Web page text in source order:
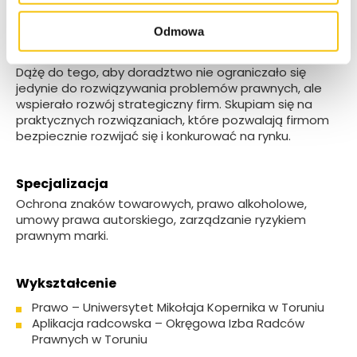
Odmowa
autorskim. Moje doświadczenie obejmuje również
prawo alkoholowe, co pozwala mi wspierać Klientów
działających w tej specyficznej i wymagającej branży.
Dążę do tego, aby doradztwo nie ograniczało się
jedynie do rozwiązywania problemów prawnych, ale
wspierało rozwój strategiczny firm. Skupiam się na
praktycznych rozwiązaniach, które pozwalają firmom
bezpiecznie rozwijać się i konkurować na rynku.
Specjalizacja
Ochrona znaków towarowych, prawo alkoholowe,
umowy prawa autorskiego, zarządzanie ryzykiem
prawnym marki.
Wykształcenie
Prawo – Uniwersytet Mikołaja Kopernika w Toruniu
Aplikacja radcowska – Okręgowa Izba Radców
Prawnych w Toruniu